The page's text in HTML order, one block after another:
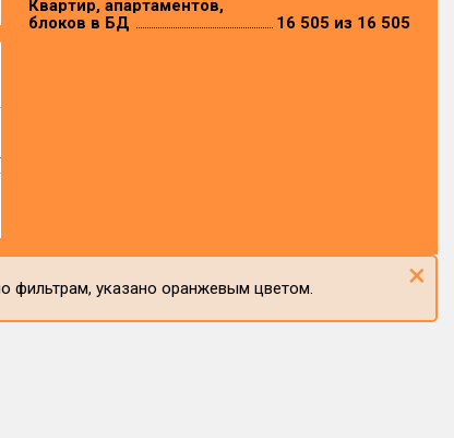
Квартир, апартаментов,
блоков в БД
16 505 из 16 505
фильтрам, указано оранжевым цветом. ×